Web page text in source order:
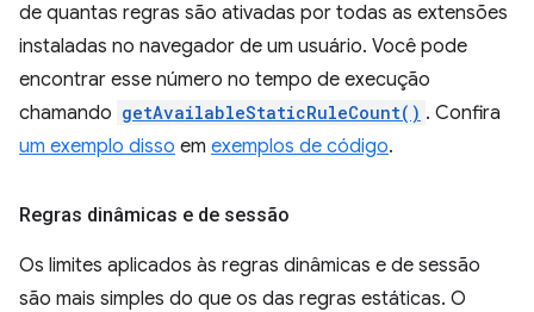
de quantas regras são ativadas por todas as extensões
instaladas no navegador de um usuário. Você pode
encontrar esse número no tempo de execução
chamando getAvailableStaticRuleCount() . Confira
um exemplo disso em exemplos de código.
Regras dinâmicas e de sessão
Os limites aplicados às regras dinâmicas e de sessão
são mais simples do que os das regras estáticas. O